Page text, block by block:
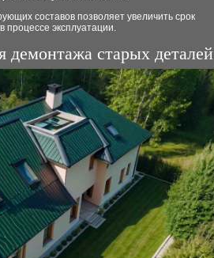
составов позволяет увеличить срок
эксплуатации.
старых деталей